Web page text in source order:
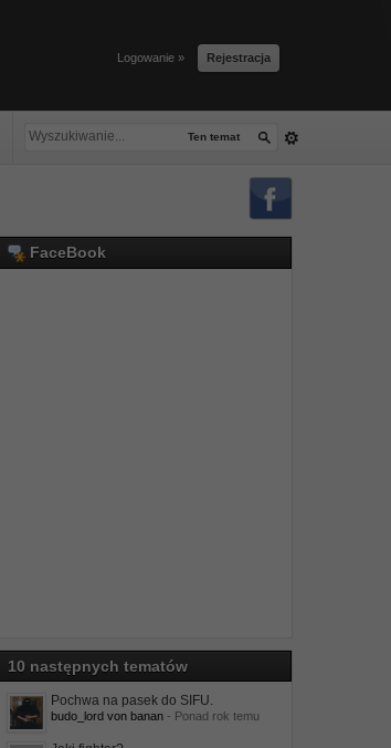
Logowanie » Rejestracja
Ten temat
FaceBook
10 następnych tematów
Pochwa na pasek do SIFU.
budo_lord von banan- Ponad rok temu